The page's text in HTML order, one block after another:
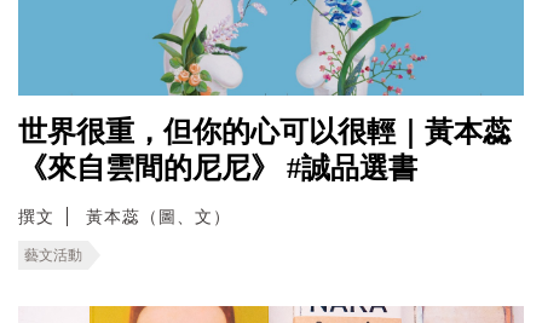
世界很重，但你的心可以很輕｜黃本蕊
《來自雲間的尼尼》 #誠品選書
撰文 黃本蕊（圖、文）
藝文活動